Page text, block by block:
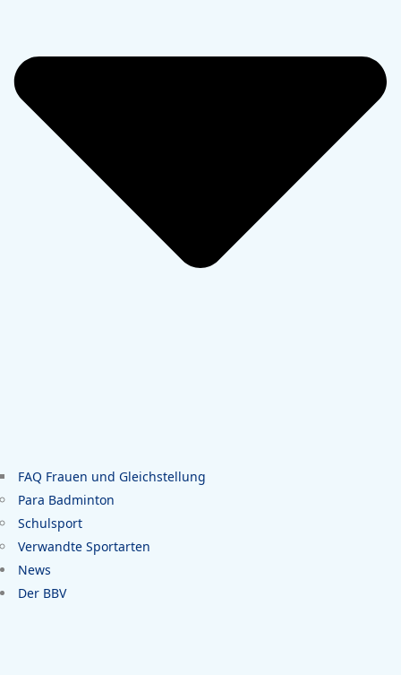
FAQ Frauen und Gleichstellung
Para Badminton
Schulsport
Verwandte Sportarten
News
Der BBV